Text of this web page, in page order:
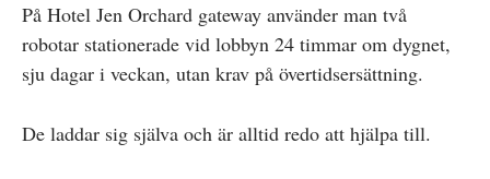
På Hotel Jen Orchard gateway använder man två
robotar stationerade vid lobbyn 24 timmar om dygnet,
sju dagar i veckan, utan krav på övertidsersättning.
De laddar sig själva och är alltid redo att hjälpa till.